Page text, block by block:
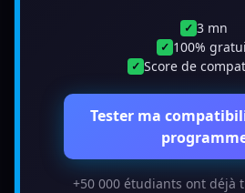
✓ 3 mn
✓ 100%
✓ Score de
Tester ma
+50 000 étudiants ont déjà